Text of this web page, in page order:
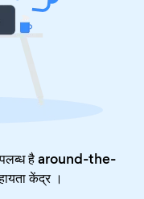
है around-the-
केंद्र।